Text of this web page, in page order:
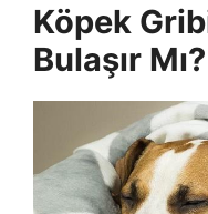
Köpek
Bulaşır Mı?